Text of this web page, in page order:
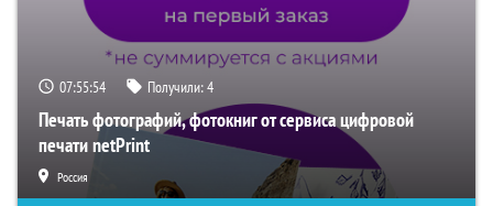
07:55:53 Получили:4
Печать фотографий, фотокниг от сервиса цифровой
печати netPrint
Россия